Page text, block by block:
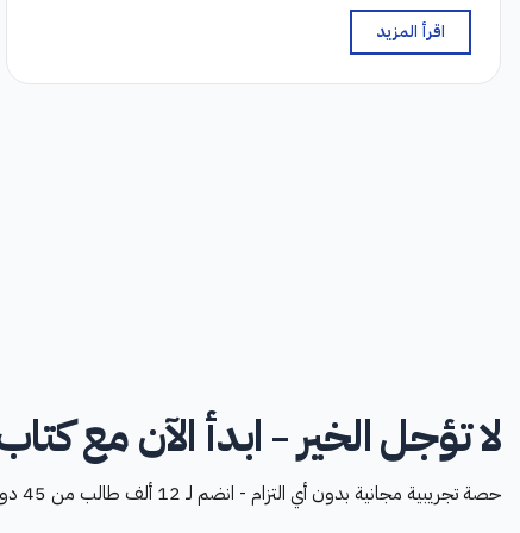
اقرأ المزيد
لا تؤجل الخير - ابدأ الآن مع
حصة تجريبية مجانية بدون أي التزام - انضم لـ 12 ألف طالب من 45 دولة